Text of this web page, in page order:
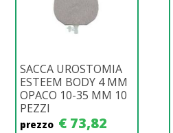
SACCA UROSTOMIA
ESTEEM BODY 4 MM
OPACO 10-35 MM 10
PEZZI
prezzo € 73,82